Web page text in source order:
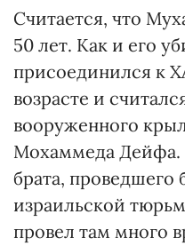
Считается, что
50 лет. Как и его
присоединился к
возрасте и
вооруженного
Мохаммеда Дейфа.
брата, проведшего
израильской
провел там много